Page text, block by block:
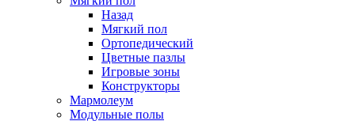
Назад
Мягкий пол
Ортопедический
Цветные пазлы
Игровые зоны
Конструкторы
Мармолеум
Модульные полы